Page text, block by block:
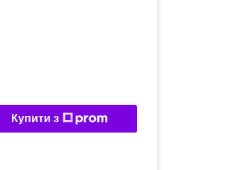
Купити з